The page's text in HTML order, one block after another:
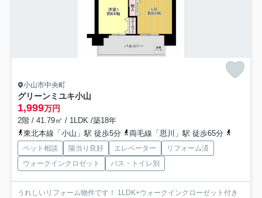
小山市中央町
グリーンミユキ小山
1,999万円
2階 / 41.79㎡ / 1LDK /築18年
東北本線「小山」駅 徒歩5分
両毛線「思川」駅 徒歩65分
ペット相談 陽当り良好 エレベーター
リフォーム済
ウォークインクロゼット
バス・トイレ別
うれしいリフォーム物件です！ 1LDK+ウォークインクローゼット付き